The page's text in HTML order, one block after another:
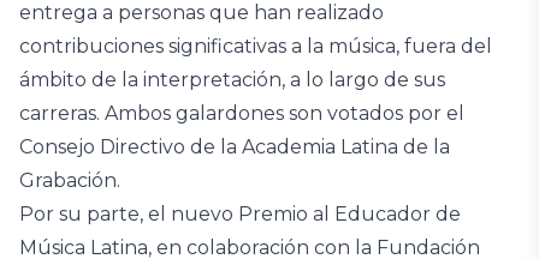
entrega a personas que han realizado
contribuciones significativas a la música, fuera del
ámbito de la interpretación, a lo largo de sus
carreras. Ambos galardones son votados por el
Consejo Directivo de la Academia Latina de la
Grabación.
Por su parte, el nuevo Premio al Educador de
Música Latina, en colaboración con la Fundación